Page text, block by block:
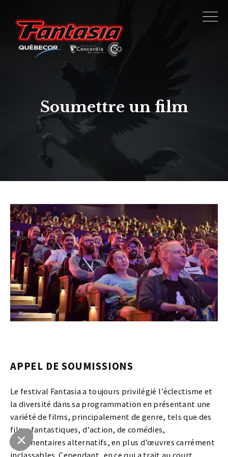
Soumettre un film
APPEL DE SOUMISSIONS
Le festival Fantasia a toujours privilégié l’éclectisme et
la diversité dans sa programmation en présentant une
variété de films, principalement de genre, tels que des
films fantastiques, d’action, de comédies,
documentaires alternatifs, en plus d’œuvres carrément
inclassables. Cependant, en ce qui a trait au court